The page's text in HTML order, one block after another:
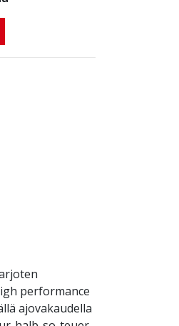
performance
ajovakaudella